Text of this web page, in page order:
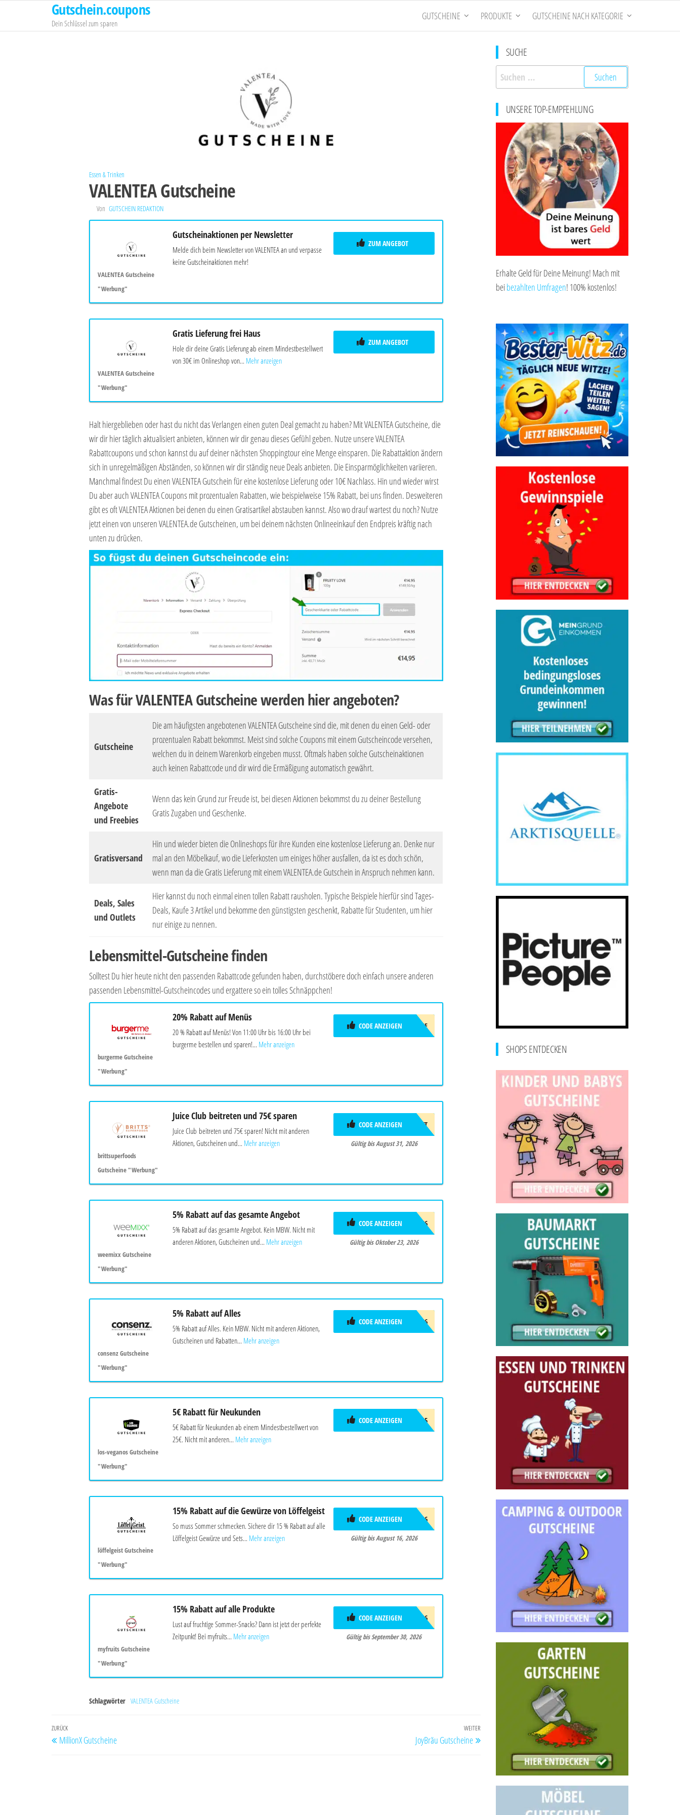
springen
Gutschein.coupons
Dein Schlüssel zum sparen
GUTSCHEINE PRODUKTE GUTSCHEINE NACH KATEGORIE
Essen & Trinken
VALENTEA Gutscheine
Von GUTSCHEIN REDAKTION
VALENTEA Gutscheine
"Werbung"
Gutscheinaktionen per Newsletter
Melde dich beim Newsletter von VALENTEA an und verpasse
keine Gutscheinaktionen mehr!
ZUM ANGEBOT
VALENTEA Gutscheine
"Werbung"
Gratis Lieferung frei Haus
Hole dir deine Gratis Lieferung ab einem Mindestbestellwert
von 30€ im Onlineshop von... Mehr anzeigen
ZUM ANGEBOT
Halt hiergeblieben oder hast du nicht das Verlangen einen guten Deal gemacht zu haben? Mit VALENTEA Gutscheine, die
wir dir hier täglich aktualisiert anbieten, können wir dir genau dieses Gefühl geben. Nutze unsere VALENTEA
Rabattcoupons und schon kannst du auf deiner nächsten Shoppingtour eine Menge einsparen. Die Rabattaktion ändern
sich in unregelmäßigen Abständen, so können wir dir ständig neue Deals anbieten. Die Einsparmöglichkeiten variieren.
Manchmal findest Du einen VALENTEA Gutschein für eine kostenlose Lieferung oder 10€ Nachlass. Hin und wieder wirst
Du aber auch VALENTEA Coupons mit prozentualen Rabatten, wie beispielweise 15% Rabatt, bei uns finden. Desweiteren
gibt es oft VALENTEA Aktionen bei denen du einen Gratisartikel abstauben kannst. Also wo drauf wartest du noch? Nutze
jetzt einen von unseren VALENTEA.de Gutscheinen, um bei deinem nächsten Onlineeinkauf den Endpreis kräftig nach
unten zu drücken.
Was für VALENTEA Gutscheine werden hier angeboten?
Gutscheine
Die am häufigsten angebotenen VALENTEA Gutscheine sind die, mit denen du einen Geld- oder
prozentualen Rabatt bekommst. Meist sind solche Coupons mit einem Gutscheincode versehen,
welchen du in deinem Warenkorb eingeben musst. Oftmals haben solche Gutscheinaktionen
auch keinen Rabattcode und dir wird die Ermäßigung automatisch gewährt.
Gratis-
Angebote
und Freebies
Wenn das kein Grund zur Freude ist, bei diesen Aktionen bekommst du zu deiner Bestellung
Gratis Zugaben und Geschenke.
Gratisversand
Hin und wieder bieten die Onlineshops für ihre Kunden eine kostenlose Lieferung an. Denke nur
mal an den Möbelkauf, wo die Lieferkosten um einiges höher ausfallen, da ist es doch schön,
wenn man da die Gratis Lieferung mit einem VALENTEA.de Gutschein in Anspruch nehmen kann.
Deals, Sales
und Outlets
Hier kannst du noch einmal einen tollen Rabatt rausholen. Typische Beispiele hierfür sind Tages-
Deals, Kaufe 3 Artikel und bekomme den günstigsten geschenkt, Rabatte für Studenten, um hier
nur einige zu nennen.
Lebensmittel-Gutscheine finden
Solltest Du hier heute nicht den passenden Rabattcode gefunden haben, durchstöbere doch einfach unsere anderen
passenden Lebensmittel-Gutscheincodes und ergattere so ein tolles Schnäppchen!
burgerme Gutscheine
"Werbung"
20% Rabatt auf Menüs
20 % Rabatt auf Menüs! Von 11:00 Uhr bis 16:00 Uhr bei
burgerme bestellen und sparen!... Mehr anzeigen
LUNCHME
CODE ANZEIGEN
brittsuperfoods
Gutscheine "Werbung"
Juice Club beitreten und 75€ sparen
Juice Club beitreten und 75€ sparen! Nicht mit anderen
Aktionen, Gutscheinen und... Mehr anzeigen
75€RABATT
CODE ANZEIGEN
Gültig bis August 31, 2026
weemixx Gutscheine
"Werbung"
5% Rabatt auf das gesamte Angebot
5% Rabatt auf das gesamte Angebot. Kein MBW. Nicht mit
anderen Aktionen, Gutscheinen und... Mehr anzeigen
ADC9966
CODE ANZEIGEN
Gültig bis Oktober 23, 2026
consenz Gutscheine
"Werbung"
5% Rabatt auf Alles
5% Rabatt auf Alles. Kein MBW. Nicht mit anderen Aktionen,
Gutscheinen und Rabatten... Mehr anzeigen
CONSENZ_SOMMER_2026
CODE ANZEIGEN
los-veganos Gutscheine
"Werbung"
5€ Rabatt für Neukunden
5€ Rabatt für Neukunden ab einem Mindestbestellwert von
25€. Nicht mit anderen... Mehr anzeigen
LOS5
CODE ANZEIGEN
löffelgeist Gutscheine
"Werbung"
15% Rabatt auf die Gewürze von Löffelgeist
So muss Sommer schmecken. Sichere dir 15 % Rabatt auf alle
Löffelgeist Gewürze und Sets... Mehr anzeigen
FREUNDE26
CODE ANZEIGEN
Gültig bis August 16, 2026
myfruits Gutscheine
"Werbung"
15% Rabatt auf alle Produkte
Lust auf fruchtige Sommer-Snacks? Dann ist jetzt der perfekte
Zeitpunkt! Bei myfruits... Mehr anzeigen
SOMMER26
CODE ANZEIGEN
Gültig bis September 30, 2026
Schlagwörter VALENTEA Gutscheine
Beitragsnavigation
Vorheriger
Beitrag
ZURÜCK
MillionX Gutscheine
Nächster
Beitrag
WEITER
JoyBräu Gutscheine
SUCHE
Suchen
nach:
UNSERE TOP-EMPFEHLUNG
Erhalte Geld für Deine Meinung! Mach mit
beibezahlten Umfragen! 100% kostenlos!
SHOPS ENTDECKEN